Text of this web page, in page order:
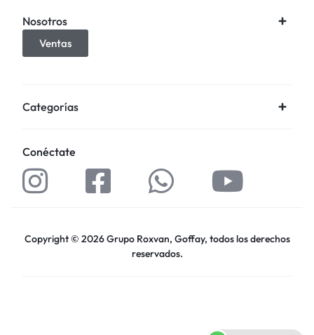
Nosotros
Ventas
Categorías
Conéctate
Copyright © 2026 Grupo Roxvan, Goffay, todos los derechos
reservados.